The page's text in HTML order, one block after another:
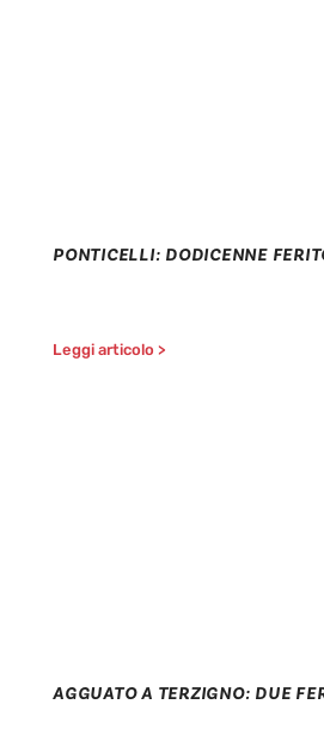
PONTICELLI: DODICENNE
Leggi articolo >
AGGUATO A TERZIGNO: DUE